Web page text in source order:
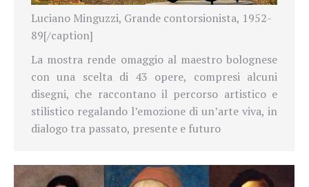
Luciano Minguzzi, Grande contorsionista, 1952-
89[/caption]
La mostra rende omaggio al maestro bolognese
con una scelta di 43 opere, compresi alcuni
disegni, che raccontano il percorso artistico e
stilistico regalando l’emozione di un’arte viva, in
dialogo tra passato, presente e futuro